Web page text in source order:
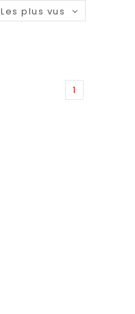
Les plus vus
1